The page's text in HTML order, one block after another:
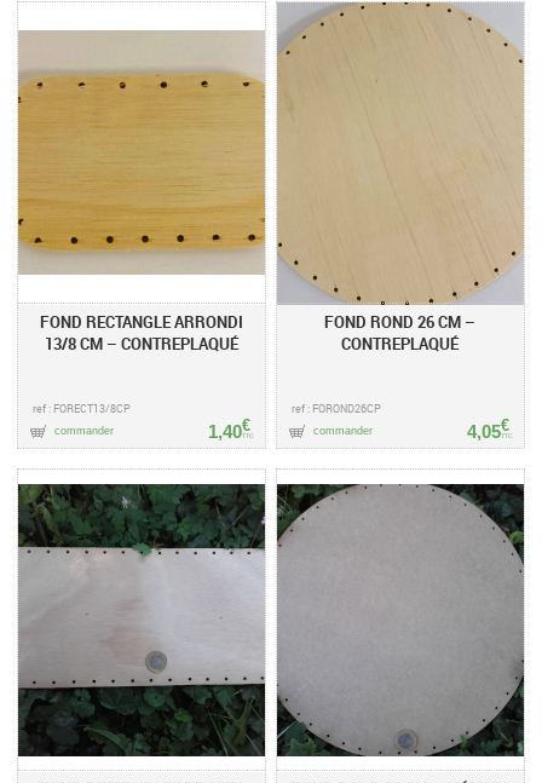
FOND RECTANGLE ARRONDI
13/8 CM – CONTREPLAQUÉ
ref : FORECT13/8CP
1,40€
TTC
commander
FOND ROND 26 CM –
CONTREPLAQUÉ
ref : FOROND26CP
4,05€
TTC
commander